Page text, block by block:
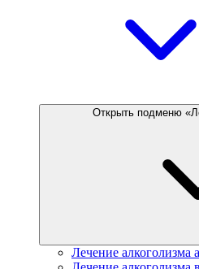
Открыть подменю
Лечение алкоголизма